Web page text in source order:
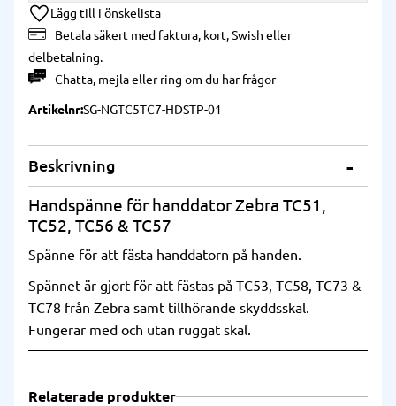
Lägg till i önskelista
Betala säkert med faktura, kort, Swish eller
delbetalning.
Chatta, mejlaellerring om du har frågor
ArtikelnrSG-NGTC5TC7-HDSTP-01
Beskrivning
Handspänne för handdator Zebra TC51,
TC52, TC56 & TC57
Spänne för att fästa handdatorn på handen.
Spännet är gjort för att fästas på TC53, TC58, TC73 &
TC78 från Zebra samt tillhörande skyddsskal.
Fungerar med och utan ruggat skal.
Relaterade produkter